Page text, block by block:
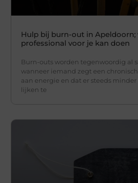
Hulp bij burn-out in Apeldoorn;
professional voor je kan doen
Burn-outs worden tegenwoordig al
wanneer iemand zegt een
aan energie en dat er steeds
lijken te